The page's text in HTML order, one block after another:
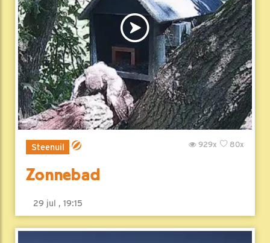
Steenuil 80x
929x
Zonnebad
29 jul , 19:15